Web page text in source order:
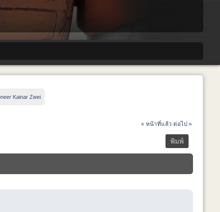
Kainar Zwei
« หน้าที่แล้ว ต่อไป »
พิมพ์